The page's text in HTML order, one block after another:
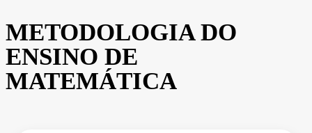
METODOLOGIA DO
ENSINO DE
MATEMÁTICA